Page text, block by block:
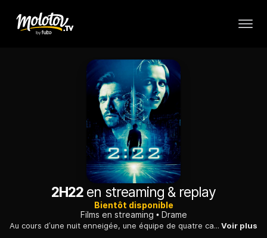
2H22 en streaming & replay
Bientôt disponible
Films en streaming
Drame
Au cours d’une nuit enneigée, une équipe de quatre cambrioleurs expérimentés planifie un vol de routine. Lorsque les choses tournent mal, l’amitié, la loyauté et la confiance qui les lient seront poussées à leur limite... Voir plus